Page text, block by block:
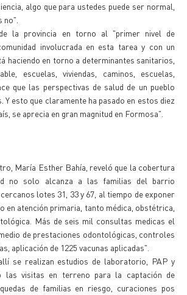
algo que para ustedes puede ser normal,
no".
la provincia en torno al "primer nivel de
involucrada en esta tarea y con un
haciendo en torno a determinantes sanitarios,
escuelas, viviendas, caminos, escuelas,
que las perspectivas de salud de un pueblo
Y esto que claramente ha pasado en estos diez
se aprecia en gran magnitud en Formosa".
María Esther Bahía, reveló que la cobertura
no solo alcanza a las familias del barrio
lotes 31, 33 y 67, al tiempo de exponer
en atención primaria, tanto médica, obstétrica,
Más de seis mil consultas medicas el
de prestaciones odontológicas, controles
aplicación de 1225 vacunas aplicadas".
se realizan estudios de laboratorio, PAP y
las visitas en terreno para la captación de
de familias en riesgo, curaciones pos